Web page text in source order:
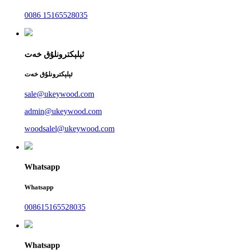
0086 15165528035
ئېلېكترونلۇق خەت
ئېلېكترونلۇق خەت
sale@ukeywood.com
admin@ukeywood.com
woodsalel@ukeywood.com
Whatsapp
Whatsapp
008615165528035
Whatsapp